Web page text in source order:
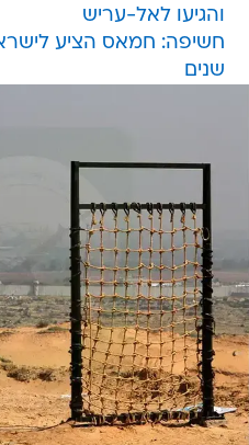
והגיעו לאל-עריש
חשיפה: חמאס הציע
שנים